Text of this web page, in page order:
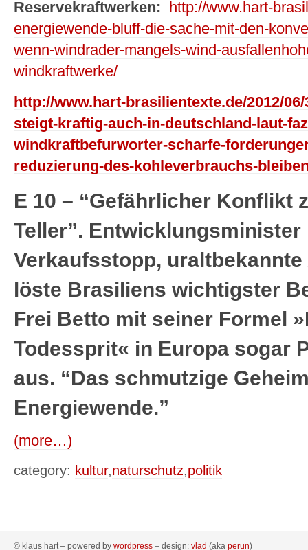
Reservekraftwerken:
http://www.hart-
energiewende-bluff-die-sache-mit-den-
wenn-windrader-mangels-wind-
windkraftwerke/
http://www.hart-brasilientexte.de/2012/
steigt-kraftig-auch-in-deutschland-laut-
windkraftbefurworter-scharfe-
reduzierung-des-kohleverbrauchs-
E 10 – “Gefährlicher Konflikt
Teller”.
Verkaufsstopp, uraltbekannte
löste Brasiliens wichtigster
Frei Betto mit seiner Formel
Todessprit« in Europa sogar
aus. “Das schmutzige
Energiewende.”
(more…)
category: kultur,naturschutz,politik
© klaus hart – powered by wordpress – design: vlad (aka perun)